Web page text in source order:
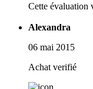
Cette évaluation
Alexandra
06 mai 2015
Achat verifié